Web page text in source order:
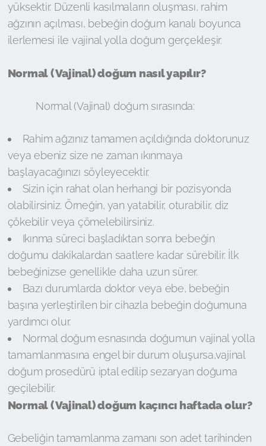
yüksektir. Düzenli kasılmaların oluşması, rahim
ağzının açılması, bebeğin doğum kanalı boyunca
ilerlemesi ile vajinal yolla doğum gerçekleşir.
Normal (Vajinal) doğum nasıl yapılır?
Normal (Vajinal) doğum sırasında:
Rahim ağzınız tamamen açıldığında doktorunuz
veya ebeniz size ne zaman ıkınmaya
başlayacağınızı söyleyecektir.
Sizin için rahat olan herhangi bir pozisyonda
olabilirsiniz. Örneğin, yan yatabilir, oturabilir, diz
çökebilir veya çömelebilirsiniz.
Ikınma süreci başladıktan sonra bebeğin
doğumu dakikalardan saatlere kadar sürebilir. İlk
bebeğinizse genellikle daha uzun sürer.
Bazı durumlarda doktor veya ebe, bebeğin
başına yerleştirilen bir cihazla bebeğin doğumuna
yardımcı olur.
Normal doğum esnasında doğumun vajinal yolla
tamamlanmasına engel bir durum oluşursa,vajinal
doğum prosedürü iptal edilip sezaryan doğuma
geçilebilir.
Normal (Vajinal) doğum kaçıncı haftada olur?
Gebeliğin tamamlanma zamanı son adet tarihinden